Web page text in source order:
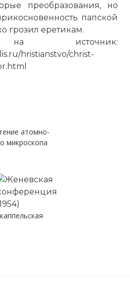
преобразования, но
папской
грозил еретикам.
источник:
hristianstvo/christ-
атомно-
микроскопа
церкви,
конфликта с
Западной и
В действительности
борьбы папы и собора
Ещё до открытия